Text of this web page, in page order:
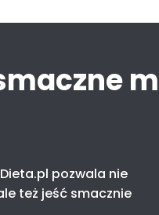
pozwala nie
też jeść smacznie